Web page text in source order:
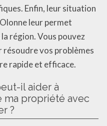
Enfin, leur situation
leur permet
région. Vous pouvez
résoudre vos problèmes
rapide et efficace.
il aider à
ma propriété avec
?